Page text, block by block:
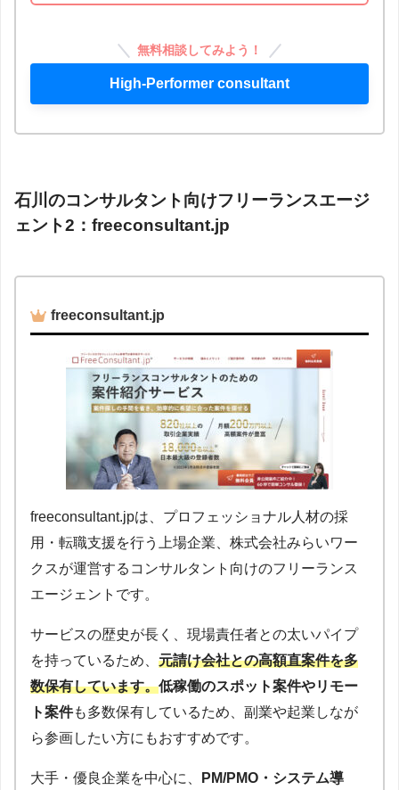
無料相談してみよう！
High-Performer consultant
石川のコンサルタント向けフリーランスエージ
ェント2： freeconsultant.jp
freeconsultant.jp
freeconsultant.jpは、プロフェッショナル人材の採
用・転職支援を行う上場企業、株式会社みらいワー
クスが運営するコンサルタント向けのフリーランス
エージェントです。
サービスの歴史が長く、現場責任者との太いパイプ
を持っているため、 元請け会社との高額直案件を多
数保有しています。低稼働のスポット案件やリモー
ト案件も多数保有しているため、副業や起業しなが
ら参画したい方にもおすすめです。
大手・優良企業を中心に、
PM/PMO・システム導